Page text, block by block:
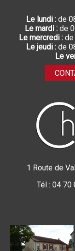
Le lundi :de
Le mardi :de
Le mercredi : de
Le jeudi :de
Le
1 Route de
Tél : 04 70